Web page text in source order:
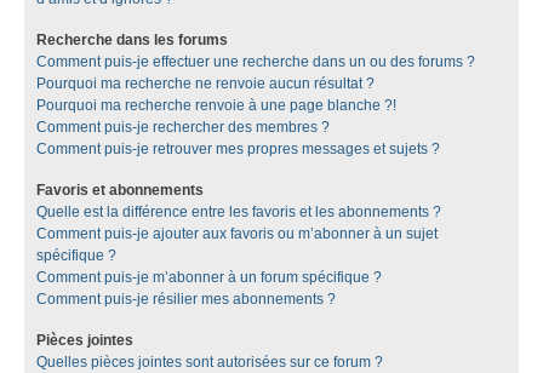
Recherche dans les forums
Comment puis-je effectuer une recherche dans un ou des forums ?
Pourquoi ma recherche ne renvoie aucun résultat ?
Pourquoi ma recherche renvoie à une page blanche ?!
Comment puis-je rechercher des membres ?
Comment puis-je retrouver mes propres messages et sujets ?
Favoris et abonnements
Quelle est la différence entre les favoris et les abonnements ?
Comment puis-je ajouter aux favoris ou m’abonner à un sujet
spécifique ?
Comment puis-je m’abonner à un forum spécifique ?
Comment puis-je résilier mes abonnements ?
Pièces jointes
Quelles pièces jointes sont autorisées sur ce forum ?